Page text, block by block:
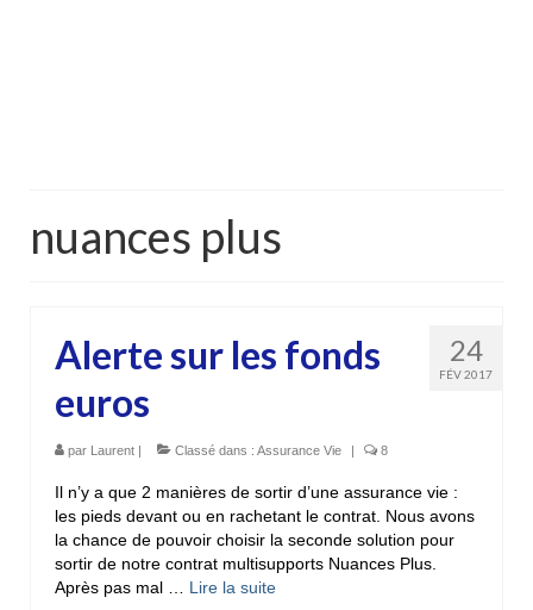
nuances plus
24
FÉV 2017
Alerte sur les fonds
euros
par Laurent | Classé dans : Assurance Vie | 8
Il n’y a que 2 manières de sortir d’une assurance vie :
les pieds devant ou en rachetant le contrat. Nous avons
la chance de pouvoir choisir la seconde solution pour
sortir de notre contrat multisupports Nuances Plus.
Après pas mal … Lire la suite­­